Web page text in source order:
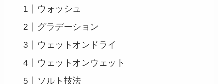
ウォッシュ
グラデーション
ウェットオンドライ
ウェットオンウェット
ソルト技法